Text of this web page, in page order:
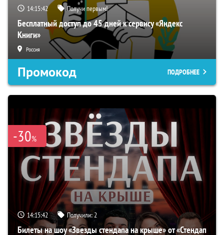
14:15:41 Получи первым!
Бесплатный доступ до 45 дней к сервису «Яндекс
Книги»
Россия
Промокод ПОДРОБНЕЕ
-30%
14:15:41 Получили:2
Билеты на шоу «Звезды стендапа на крыше» от «Стендап